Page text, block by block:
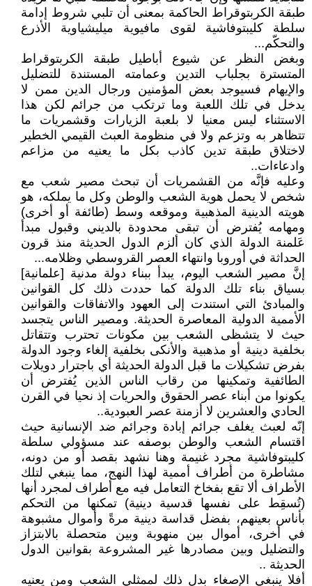
طبقة الكربتوقراط الحاكمة بمعنى أن تلبي شروط إدامة
سلطة كليبتوفاشية لقوى مافيوية ميليشياوية الأذرع
والتحكّم...
وبغض النظر عن شيوع أباطيل طبقة الكربتوقراط
المتسترة بجلباب التدين وعمامته المستندة للتضليل
والإيهام فسيوجد بعض المؤمنين ورجال الدين ممن لا
يدخل في تلك اللعبة وما ترتكب من جرائم لكن هذا
الاستثناء ليس معنيا لا بلعبة الزيارات وقشمريات ما
تتظاهر به وتزعم ولا في منظومة العبث القيمي الخطير
لاختلاق طبقة تدين كاذب بكل ما يعنيه من مزاعم
وادعاءات..
وعليه فإنَّه من القشمريات أن تبحث مصير شعب مع
شخص لا يحمل هوية الشعب والوطن وكل ما يملكه، هو
هويته الدينية المذهبية وموقعه وسط (طائفة أو أخرى)
ومهامه يُفترض أن تبقى محدودة بالديني وقبول مبدأ
عَلمنة الدولة الذي كان ألزم الدول الحديثة منذ قرون
الحداثة في أوروبا وانتهاء العصر القروسطي وظلامه...
إنَّ مصير الشعب اليوم، يبدأ ببناء دولة مدنية [علمانية]
بسياق بناء تلك الدولة كما حددت ذلك كل القوانين
والمبادئ التي استندت إلى العهود والاتفاقات والقوانين
الأممية الدولية المعاصرة الحديثة. ومصير الناس يتجسد
حيث لا يتشظى الشعب بين مكونات تحترب وتتقاتل
بخلفية دينية أو مذهبية والأنكى بخلفية إلغاء وجود الدولة
بفرض تشكيلات ما قبل الدولة الحديثة أي باجترار دويلات
الطائفية وتمكينها من رقاب الناس الذين يُفترض أن
يكونوا من أبناء عصر الحقوق والحريات إذ نحيا في القرن
الحادي والعشرين لا أزمنة عصر العبودية..
إنّه لعبث يغلف جرائم إبادة وجرائم ضد الإنسانية حيث
اقتسام الشعب والوطن بوصفه عند مسؤولي سلطة
كليبتوفاشية مجرد غنيمة وهنا نشهد بقصد أو من دونه،
مشاطرة من أطراف أممية لهذا النهج، مما ينبغي لتلك
الأطراف ألا تقع بفخاخ التعامل فيه مع أطراف لمجرد أنها
(تُسقِط على نفسها قدسية دينية) تمكنها من التحكم
بأناس بعينهم، بفضل قداسة دينية مرةً وأموال مشبوهة
في أخرى، أموال بين منهوبة وبين متحصلة بالابتزاز
والتضليل وبين مصادرها غير المشروعة بقوانين الدول
الحديثة ..
أفلا ينبغي الإصغاء بدل ذلك لممثلي الشعب ومن يعنيه